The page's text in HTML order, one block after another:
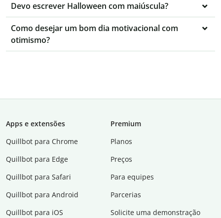
Devo escrever Halloween com maiúscula?
Como desejar um bom dia motivacional com
otimismo?
Apps e extensões
Quillbot para Chrome
Quillbot para Edge
Quillbot para Safari
Quillbot para Android
Quillbot para iOS
Premium
Planos
Preços
Para equipes
Parcerias
Solicite uma demonstração